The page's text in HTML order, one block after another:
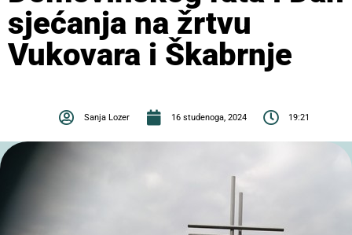
sjećanja na žrtvu
Vukovara i Škabrnje
Sanja Lozer 16 studenoga, 2024 19:21